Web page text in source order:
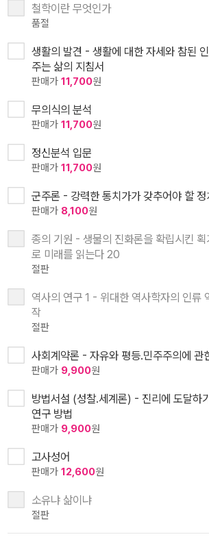
철학이란 무엇인가
품절
생활의 발견 - 생활에 대한 자세와 참된
주는 삶의 지침서
판매가 11,700원
무의식의 분석
판매가 11,700원
정신분석 입문
판매가 11,700원
군주론 - 강력한 통치가가 갖추어야 할 정
판매가 8,100원
종의 기원 - 생물의 진화론을 확립시킨
로 미래를 읽는다 20
절판
역사의 연구 1 - 위대한 역사학자의 인류
작
절판
사회계약론 - 자유와 평등.민주주의에 관
판매가 9,900원
방법서설 (성찰.세계론) - 진리에 도달하
연구 방법
판매가 9,900원
고사성어
판매가 12,600원
소유냐 삶이냐
절판